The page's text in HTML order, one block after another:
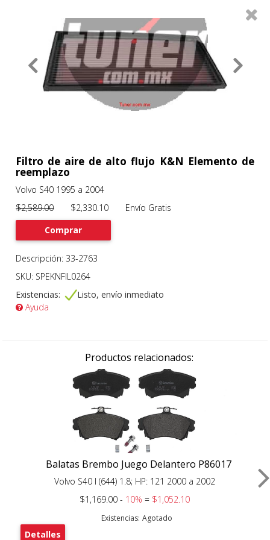
About
Services
Productos Filtros 0
Previous
Filtro de aire de alto flujo K&N Elemento de
reemplazo
Volvo S40 1995 a 2004
$2,589.00$2,330.10 Envío Gratis
Comprar
Descripción: 33-2763
SKU: SPEKNFIL0264
Existencias:
Listo, envío inmediato
Ayuda
Productos relacionados:
Balatas Brembo Juego Delantero P86017
Volvo S40 I (644) 1.8; HP: 121 2000 a 2002
$1,169.00 - 10%= $1,052.10
Existencias: Agotado
Detalles